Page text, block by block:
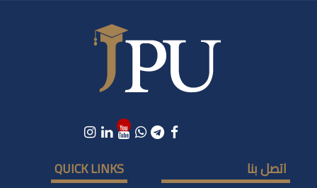
اتصل بنا QUICK LINKS